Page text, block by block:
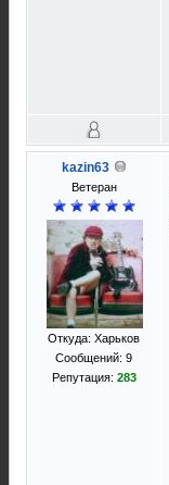
kazin63
Ветеран
Откуда: Харьков
Сообщений: 9
Репутация: 283